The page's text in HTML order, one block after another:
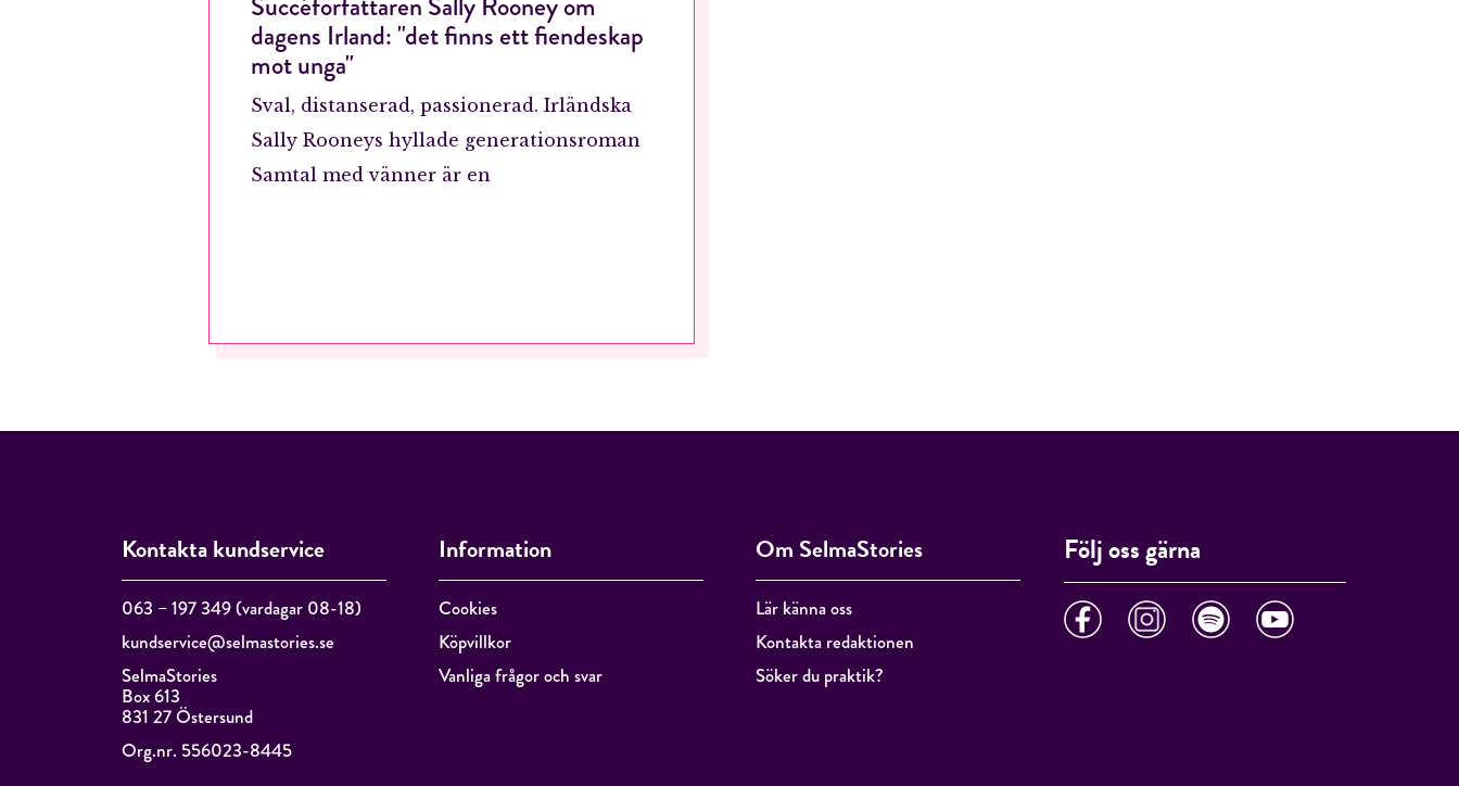
dagens Irland: "det finns ett fiendeskap
mot unga"
Sval, distanserad, passionerad. Irländska
Sally Rooneys hyllade generationsroman
Samtal med vänner är en
Kontakta kundservice
063 – 197 349 (vardagar 08-18)
kundservice@selmastories.se
SelmaStories
Box 613
831 27 Östersund
Org.nr. 556023-8445
Information
Cookies
Köpvillkor
Vanliga frågor och svar
Om SelmaStories
Lär känna oss
Kontakta redaktionen
Söker du praktik?
Följ oss gärna